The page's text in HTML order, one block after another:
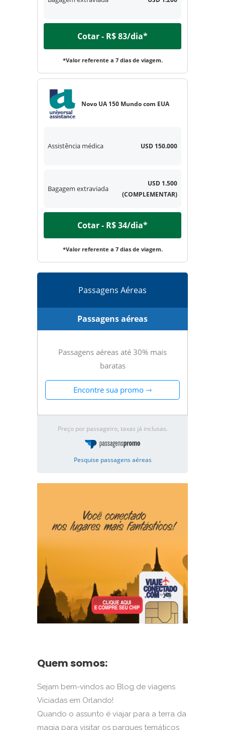
Cotar - R$ 83/dia*
*Valor referente a 7 dias de viagem.
Novo UA 150 Mundo com EUA
Assistência médica USD 150.000
Bagagem extraviada
USD 1.500
(COMPLEMENTAR)
Cotar - R$ 34/dia*
*Valor referente a 7 dias de viagem.
Passagens Aéreas
Passagens aéreas
Passagens aéreas até 30% mais
baratas
Encontre sua promo ⇾
Preço por passageiro, taxas já inclusas.
Pesquise passagens aéreas
Quem somos:
Sejam bem-vindos ao Blog de viagens
Viciadas em Orlando!
Quando o assunto é viajar para a terra da
magia para visitar os parques temáticos